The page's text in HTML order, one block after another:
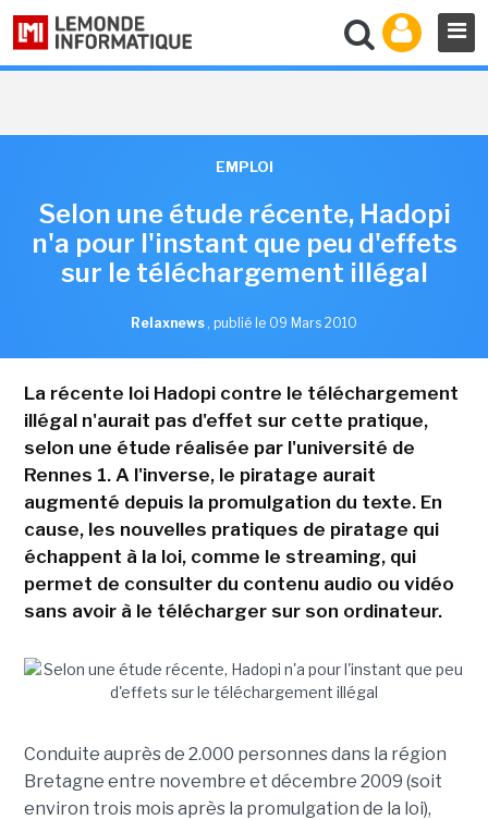
EMPLOI
Selon une étude récente, Hadopi
n'a pour l'instant que peu d'effets
sur le téléchargement illégal
Relaxnews , publié le 09 Mars 2010
La récente loi Hadopi contre le téléchargement
illégal n'aurait pas d'effet sur cette pratique,
selon une étude réalisée par l'université de
Rennes 1. A l'inverse, le piratage aurait
augmenté depuis la promulgation du texte. En
cause, les nouvelles pratiques de piratage qui
échappent à la loi, comme le streaming, qui
permet de consulter du contenu audio ou vidéo
sans avoir à le télécharger sur son ordinateur.
Conduite auprès de 2.000 personnes dans la région
Bretagne entre novembre et décembre 2009 (soit
environ trois mois après la promulgation de la loi),